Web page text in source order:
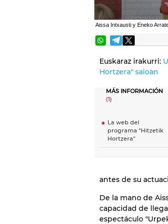
Aissa Intxausti y Eneko
Euskaraz irakurri:
Hortzera" saioan
MÁS INFORMACIÓN
(1)
La web del
programa "Hitzetik
Hortzera"
antes de su
De la mano de
capacidad de
espectáculo